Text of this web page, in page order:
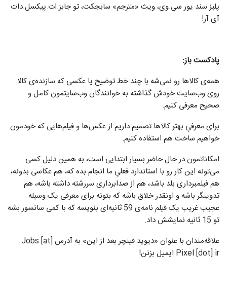
پلیز سند یور سی.وی، ویث «مترجم» سابجکت، تو جابز.ات.پیکسل.دات
آی آر!
پادکست باز:
همه‌ی کالا‌ها رو نمی‌شه با چند خط توضیح یا عکسی که سازنده‌ی کالا
روی وب‌سایت خودش گذاشته به خوانندگان وب‌سایتمون کامل و
صحیح معرفی کنیم.
برای معرفیِ بهتر کالا‌ها تصمیم داریم از عکس‌ها و فیلم‌هایی که خودمون
خواهیم ساخت هم استفاده کنیم.
امکاناتمون در حال حاضر بسیار ابتدایی است، به همین دلیل کسی
می‌تونه این کار رو با استاندارد فعلیِ ما انجام بده که، هم عکاسی بدونه،
هم فیلمبرداری بلد باشد، هم از صدابرداری سررشته داشته باشه، هم
تدوینگر باشه و اونقدر خلاق باشه که بتونه برای معرفی یک وسیله
عجیب غریب یک فیلم نامه‌ی 59 ثانیه‌ای بنویسه که با کمی سانسور بشه
تو 15 ثانیه نمایشش داد.
علاقه‌مندان با عنوان «دیوید فینچر بعد از این» به آدرس Jobs [at]
Pixel [dot] ir ایمیل بزنن!